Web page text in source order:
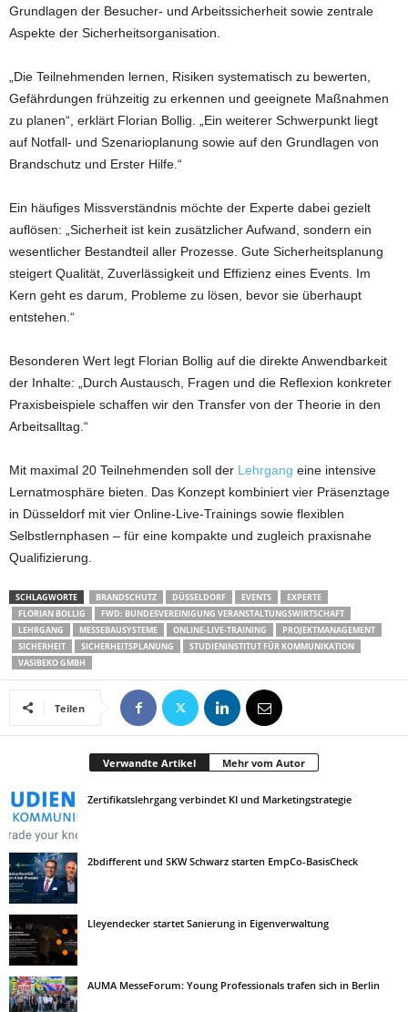
Grundlagen der Besucher- und Arbeitssicherheit sowie zentrale
Aspekte der Sicherheitsorganisation.
„Die Teilnehmenden lernen, Risiken systematisch zu bewerten,
Gefährdungen frühzeitig zu erkennen und geeignete Maßnahmen
zu planen“, erklärt Florian Bollig. „Ein weiterer Schwerpunkt liegt
auf Notfall- und Szenarioplanung sowie auf den Grundlagen von
Brandschutz und Erster Hilfe.“
Ein häufiges Missverständnis möchte der Experte dabei gezielt
auflösen: „Sicherheit ist kein zusätzlicher Aufwand, sondern ein
wesentlicher Bestandteil aller Prozesse. Gute Sicherheitsplanung
steigert Qualität, Zuverlässigkeit und Effizienz eines Events. Im
Kern geht es darum, Probleme zu lösen, bevor sie überhaupt
entstehen.“
Besonderen Wert legt Florian Bollig auf die direkte Anwendbarkeit
der Inhalte: „Durch Austausch, Fragen und die Reflexion konkreter
Praxisbeispiele schaffen wir den Transfer von der Theorie in den
Arbeitsalltag.“
Mit maximal 20 Teilnehmenden soll der Lehrgang eine intensive
Lernatmosphäre bieten. Das Konzept kombiniert vier Präsenztage
in Düsseldorf mit vier Online-Live-Trainings sowie flexiblen
Selbstlernphasen – für eine kompakte und zugleich praxisnahe
Qualifizierung.
SCHLAGWORTE BRANDSCHUTZ DÜSSELDORF EVENTS
EXPERTE
FLORIAN BOLLIG
FWD: BUNDESVEREINIGUNG VERANSTALTUNGSWIRTSCHAFT
LEHRGANG
MESSEBAUSYSTEME ONLINE-LIVE-TRAINING
PROJEKTMANAGEMENT
SICHERHEIT
SICHERHEITSPLANUNG
STUDIENINSTITUT FÜR KOMMUNIKATION
VASIBEKO GMBH
Teilen
Verwandte Artikel Mehr vom Autor
Zertifikatslehrgang verbindet KI und Marketingstrategie
2bdifferent und SKW Schwarz starten EmpCo-BasisCheck
Lleyendecker startet Sanierung in Eigenverwaltung
AUMA MesseForum: Young Professionals trafen sich in Berlin